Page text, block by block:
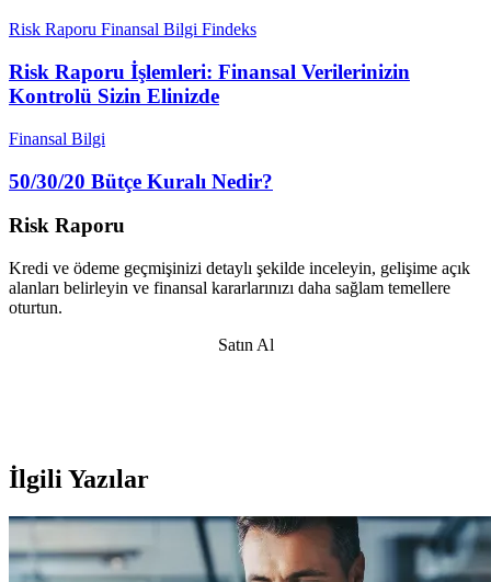
Risk Raporu Finansal Bilgi Findeks
Risk Raporu İşlemleri: Finansal Verilerinizin
Kontrolü Sizin Elinizde
Finansal Bilgi
50/30/20 Bütçe Kuralı Nedir?
Risk Raporu
Kredi ve ödeme geçmişinizi detaylı şekilde inceleyin, gelişime açık
alanları belirleyin ve finansal kararlarınızı daha sağlam temellere
oturtun.
Satın Al
İlgili Yazılar